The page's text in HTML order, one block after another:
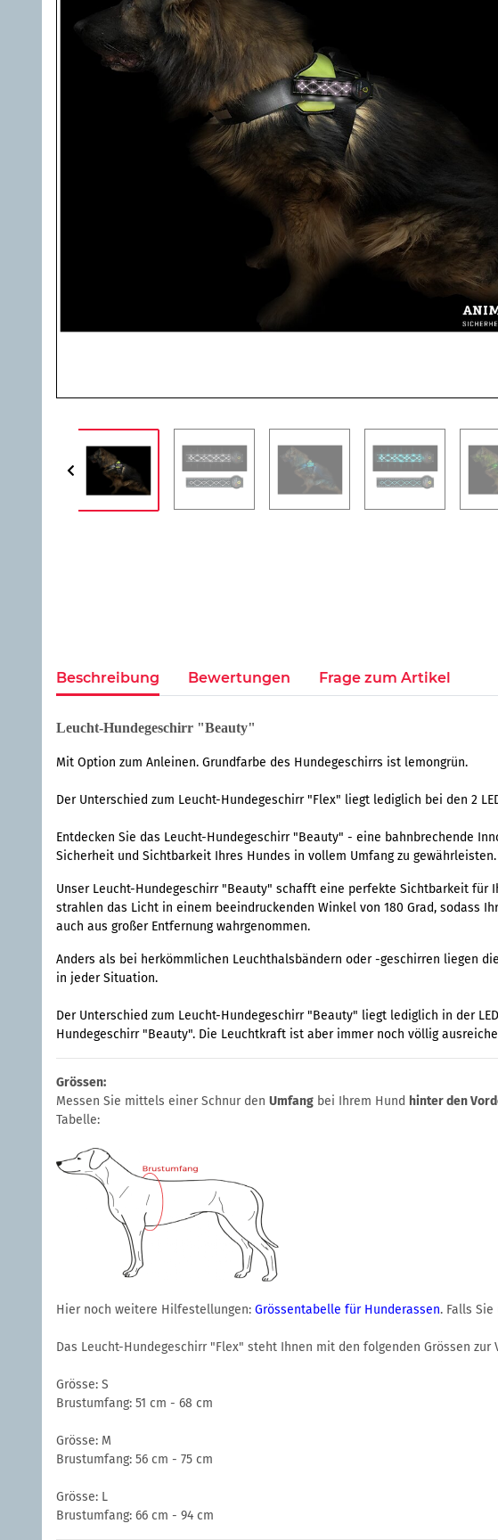
Beschreibung Bewertungen Frage zum Artikel
Leucht-Hundegeschirr "Beauty"
Mit Option zum Anleinen. Grundfarbe des Hundegeschirrs ist lemongrün.
Der Unterschied zum Leucht-Hundegeschirr "Flex" liegt lediglich bei den 2
Entdecken Sie das Leucht-Hundegeschirr "Beauty" - eine bahnbrechende
Sicherheit und Sichtbarkeit Ihres Hundes in vollem Umfang zu
Unser Leucht-Hundegeschirr "Beauty" schafft eine perfekte Sichtbarkeit für
strahlen das Licht in einem beeindruckenden Winkel von 180 Grad, sodass
auch aus großer Entfernung wahrgenommen.
Anders als bei herkömmlichen Leuchthalsbändern oder -geschirren liegen
in jeder Situation.
Der Unterschied zum Leucht-Hundegeschirr "Beauty" liegt lediglich in der
Hundegeschirr "Beauty". Die Leuchtkraft ist aber immer noch völlig
Grössen:
Messen Sie mittels einer Schnur den Umfang bei Ihrem Hund hinter den
Tabelle:
Hier noch weitere Hilfestellungen: Grössentabelle für Hunderassen. Falls
Das Leucht-Hundegeschirr "Flex" steht Ihnen mit den folgenden Grössen zur
Grösse: S
Brustumfang: 51 cm - 68 cm
Grösse: M
Brustumfang: 56 cm - 75 cm
Grösse: L
Brustumfang: 66 cm - 94 cm